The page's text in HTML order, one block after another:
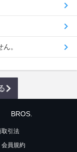
。
BROS.
取引法
会員規約